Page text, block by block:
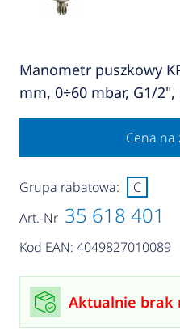
Manometr puszkowy
mm, 0÷60 mbar, G1/
Cena na
Art.-Nr 35 618 401
Kod EAN: 4049827010089
Grupa rabatowa: C
Aktualnie brak